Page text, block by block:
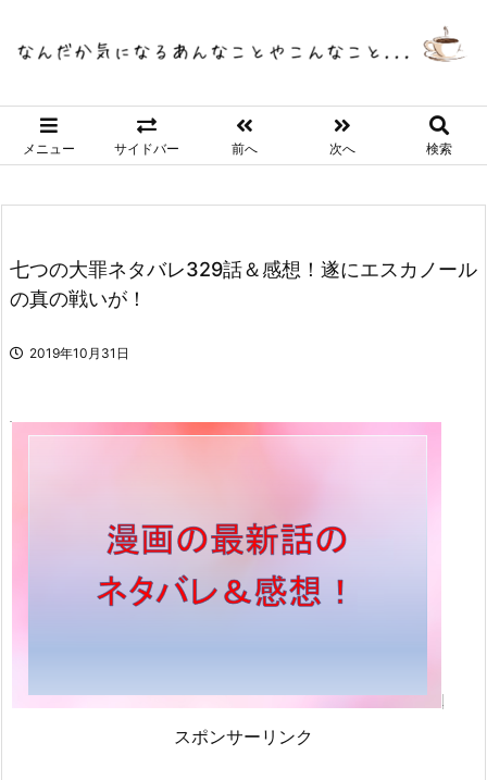
メニュー サイドバー 前へ 次へ 検索
七つの大罪ネタバレ329話＆感想！遂にエスカノール
の真の戦いが！
2019年10月31日
スポンサーリンク